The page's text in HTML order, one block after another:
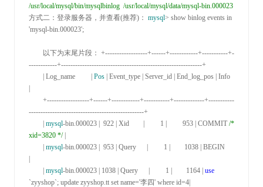
/usr/local/mysql/bin/mysqlbinlog  /usr/local/mysql/data/mysql-bin.000023
方式二：登录服务器，并查看(推荐)： mysql> show binlog events in
'mysql-bin.000023';
        以下为末尾片段：
+------------------+------+------------+-----------+-
------------+------------------------------------------------------------+
        | Log_name         |
Pos | Event_type | Server_id | End_log_pos | Info
|
-------------------------------------------------+
        |
mysql-bin.000023 |  922 | Xid        |         1 |         953 | COMMIT /*
xid=3820 */ |
        |
mysql-bin.000023 |  953 | Query      |         1 |        1038 | BEGIN
|
        |
mysql-bin.000023 | 1038 | Query      |         1 |        1164 | use
`zyyshop`; update zyyshop.tt set name='李四' where id=4|